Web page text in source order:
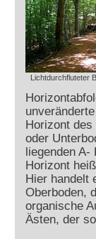
Lichtdurchfluteter
Horizont
oder
liegenden A-
Horizont
Hier handelt
Oberboden,
organische
Ästen, der